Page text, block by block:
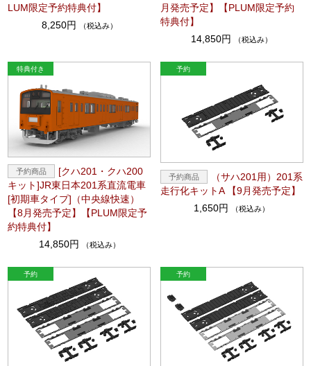
LUM限定予約特典付】
8,250円
（税込み）
月発売予定】【PLUM限定予約
特典付】
14,850円
（税込み）
[クハ201・クハ200
キット]JR東日本201系直流電車
[初期車タイプ]（中央線快速）
【8月発売予定】【PLUM限定予
約特典付】
14,850円
（税込み）
（サハ201用）201系
走行化キットA 【9月発売予定】
1,650円
（税込み）